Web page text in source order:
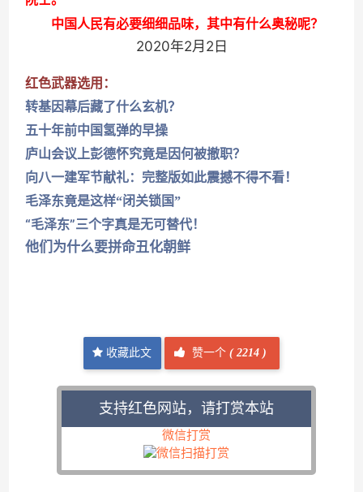
中国人民有必要细细品味，其中有什么奥秘呢？
2020年2月 2 日
红色武器选用：
转基因幕后藏了什么玄机？
五十年前中国氢弹的早操
庐山会议上彭德怀究竟是因何被撤职？
向八一建军节献礼：完整版如此震撼不得不看！
毛泽东竟是这样“闭关锁国”
“毛泽东”三个字真是无可替代！
他们为什么要拼命丑化朝鲜
收藏此文 赞一个( 2214 )
支持红色网站，请打赏本站
微信打赏